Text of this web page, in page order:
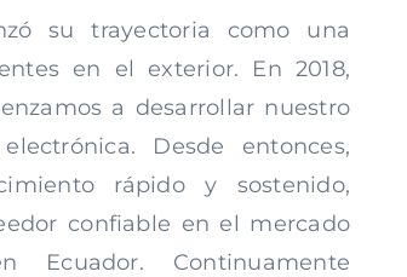
su trayectoria como una
en el exterior. En 2018,
a desarrollar nuestro
Desde entonces,
rápido y sostenido,
confiable en el mercado
Ecuador. Continuamente